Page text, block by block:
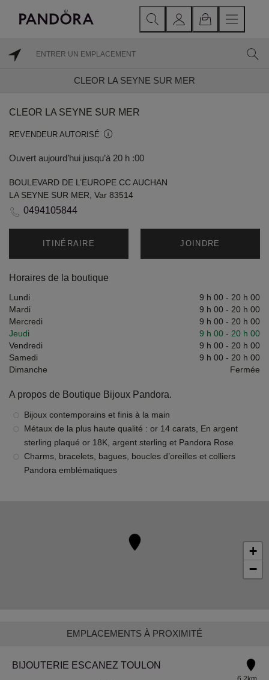
CLEOR LA SEYNE SUR MER
CLEOR LA SEYNE SUR MER
REVENDEUR AUTORISÉ
Ouvert aujourd’hui jusqu’à 20 h :00
BOULEVARD DE L’EUROPE CC AUCHAN
LA SEYNE SUR MER, Var 83514
0494105844
ITINÉRAIRE JOINDRE
Horaires de la boutique
Lundi 9 h 00 - 20 h 00
Mardi
9 h 00 - 20 h 00
Mercredi
9 h 00 - 20 h 00
Jeudi
9 h 00 - 20 h 00
Vendredi
9 h 00 - 20 h 00
Samedi
9 h 00 - 20 h 00
Dimanche
Fermée
A propos de Boutique Bijoux Pandora.
Bijoux contemporains et finis à la main
Métaux de la plus haute qualité : or 14 carats, En argent
sterling plaqué or 18K, argent sterling et Pandora Rose
Charms, bracelets, bagues, boucles d’oreilles et colliers
Pandora emblématiques
+
−
EMPLACEMENTS À PROXIMITÉ
BIJOUTERIE ESCANEZ TOULON